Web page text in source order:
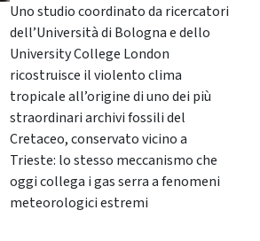
Uno studio coordinato da ricercatori
dell’Università di Bologna e dello
University College London
ricostruisce il violento clima
tropicale all’origine di uno dei più
straordinari archivi fossili del
Cretaceo, conservato vicino a
Trieste: lo stesso meccanismo che
oggi collega i gas serra a fenomeni
meteorologici estremi